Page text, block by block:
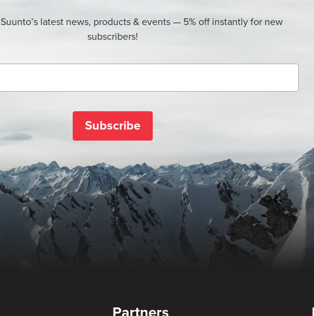
latest news, products & events — 5% off instantly for new
subscribers!
Subscribe
Partners